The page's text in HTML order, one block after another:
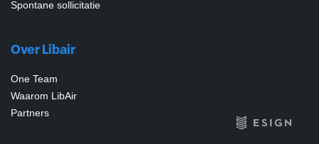
Spontane sollicitatie
Over Libair
One Team
Waarom LibAir
Partners